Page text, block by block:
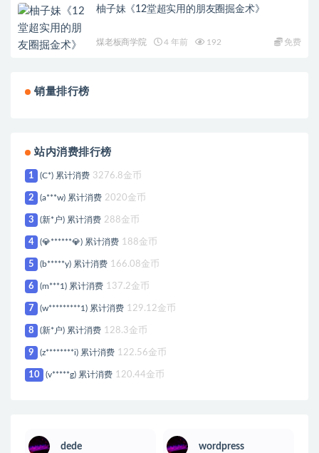
柚子妹《12堂超实用的朋友圈掘金术》
煤老板商学院 4 年前 192 免费
销量排行榜
站内消费排行榜
1 (C*) 累计消费 3276.8金币
2 (a***w) 累计消费 2020金币
3 (新*户) 累计消费 288金币
4 (💎******💎) 累计消费 188金币
5 (b*****y) 累计消费 166.08金币
6 (m***1) 累计消费 137.2金币
7 (w*********1) 累计消费 129.12金币
8 (新*户) 累计消费 128.3金币
9 (z********i) 累计消费 122.56金币
10 (v*****g) 累计消费 120.44金币
dede wordpress